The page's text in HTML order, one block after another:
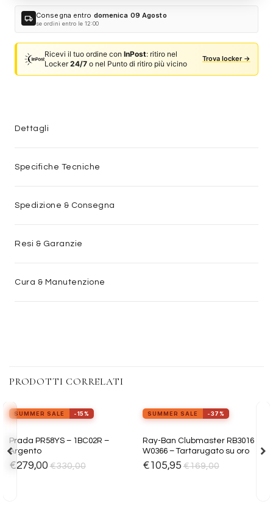
local_shipping Consegna entro domenica 09 Agosto
se ordini entro le 12:00
Ricevi il tuo ordine conInPost: ritiro nel
Locker24/7 o nel Punto di ritiro più vicino
Trova locker →
Dettagli
Specifiche Tecniche
Spedizione & Consegna
Resi & Garanzie
Cura & Manutenzione
PRODOTTI CORRELATI
view_in_arProvalo ora
SUMMER SALE -15%
Prada PR58YS – 1BC02R –
Argento
€279,00 €330,00
Aggiungi
alla lista
dei
SUMMER SALE -37%
Ray-Ban Clubmaster RB3016
W0366 – Tartarugato su oro
€105,95 €169,00